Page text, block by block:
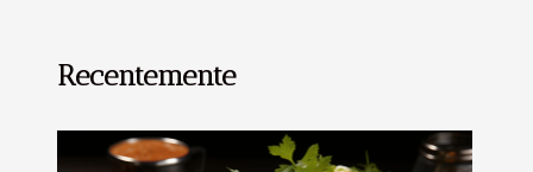
Recentemente